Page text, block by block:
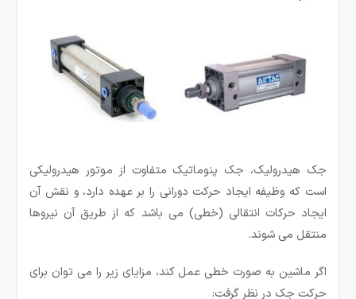
جک هیدرولیک، جک پنوماتیک متفاوت از موتور هیدرولیکی
است که وظیفه ایجاد حرکت دورانی را بر عهده دارد، و نقش آن
ایجاد حرکات انتقالی (خطی) می باشد که از طریق آن نیروها
منتقل می شوند.
اگر ماشین به صورت خطی عمل کند، مزایای زیر را می توان برای
حرکت جک در نظر گرفت: